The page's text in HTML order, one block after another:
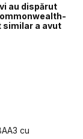
au dispărut
similar a avut
cu